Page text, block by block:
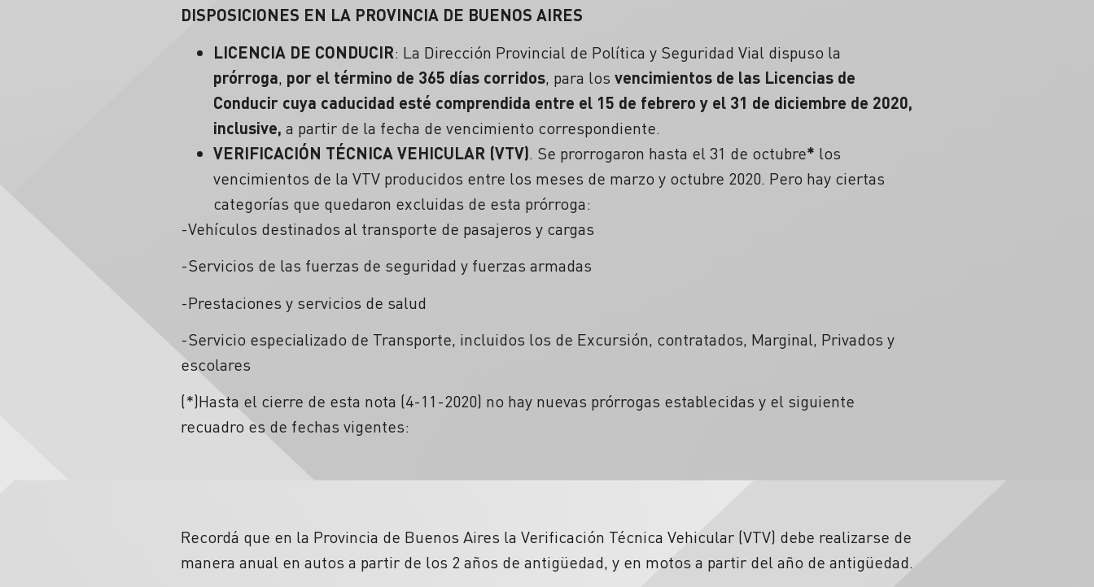
DISPOSICIONES EN LA PROVINCIA DE BUENOS AIRES
LICENCIA DE CONDUCIR: La Dirección Provincial de Política y Seguridad Vial dispuso la
prórroga, por el término de 365 días corridos, para los vencimientos de las Licencias de
Conducir cuya caducidad esté comprendida entre el 15 de febrero y el 31 de diciembre de 2020,
inclusive, a partir de la fecha de vencimiento correspondiente.
VERIFICACIÓN TÉCNICA VEHICULAR (VTV). Se prorrogaron hasta el 31 de octubre* los
vencimientos de la VTV producidos entre los meses de marzo y octubre 2020. Pero hay ciertas
categorías que quedaron excluidas de esta prórroga:
-Vehículos destinados al transporte de pasajeros y cargas
-Servicios de las fuerzas de seguridad y fuerzas armadas
-Prestaciones y servicios de salud
-Servicio especializado de Transporte, incluidos los de Excursión, contratados, Marginal, Privados y
escolares
(*)Hasta el cierre de esta nota (4-11-2020) no hay nuevas prórrogas establecidas y el siguiente
recuadro es de fechas vigentes:
Recordá que en la Provincia de Buenos Aires la Verificación Técnica Vehicular (VTV) debe realizarse de
manera anual en autos a partir de los 2 años de antigüedad, y en motos a partir del año de antigüedad.